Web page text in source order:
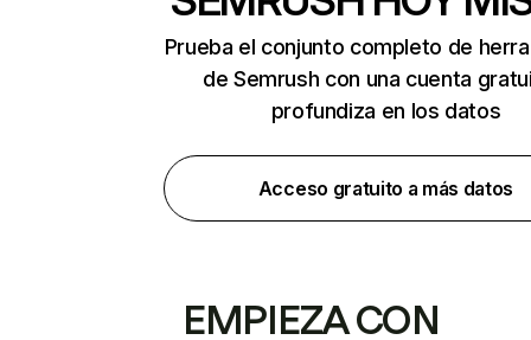
Prueba el conjunto completo de
de Semrush con una cuenta
profundiza en los datos
Acceso gratuito a más datos
EMPIEZA CON